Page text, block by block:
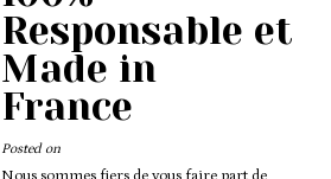
Responsable et
Made in
France
Posted on